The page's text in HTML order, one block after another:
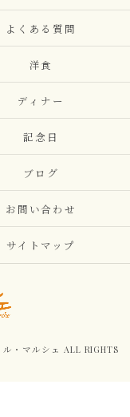
よくある質問
洋食
ディナー
記念日
ブログ
お問い合わせ
サイトマップ
・マルシェ ALL RIGHTS